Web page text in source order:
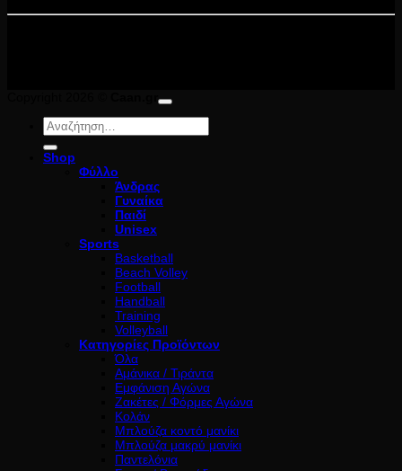
Αναζήτηση
για:
Shop
Φύλλο
Άνδρας
Γυναίκα
Παιδί
Unisex
Sports
Basketball
Beach Volley
Football
Handball
Training
Volleyball
Κατηγορίες Προϊόντων
Όλα
Αμάνικα / Τιράντα
Εμφάνιση Αγώνα
Ζακέτες / Φόρμες Αγώνα
Κολάν
Μπλούζα κοντό μανίκι
Μπλούζα μακρύ μανίκι
Παντελόνια